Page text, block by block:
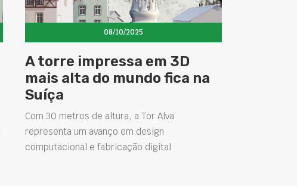
08/10/2025
A torre impressa em 3D
mais alta do mundo fica na
Suíça
Com 30 metros de altura, a Tor Alva
representa um avanço em design
computacional e fabricação digital